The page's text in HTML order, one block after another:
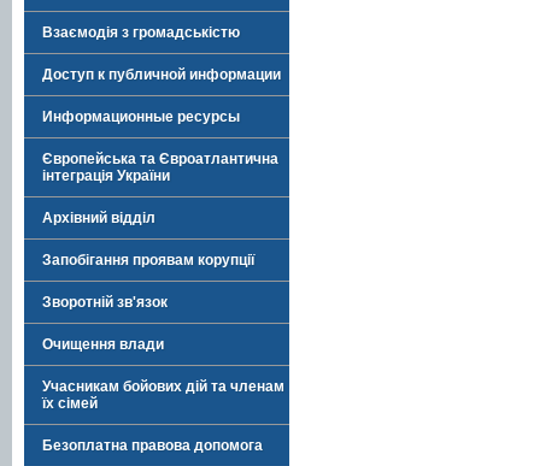
Взаємодія з громадськістю
Доступ к публичной информации
Информационные ресурсы
Європейська та Євроатлантична
інтеграція України
Архівний відділ
Запобігання проявам корупції
Зворотній зв'язок
Очищення влади
Учасникам бойових дій та членам
їх сімей
Безоплатна правова допомога